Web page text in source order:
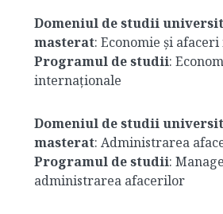
Domeniul de studii
masterat: Economie și
Programul de studii:
internaționale
Domeniul de studii
masterat: Administrarea
Programul de studii:
administrarea afacerilor